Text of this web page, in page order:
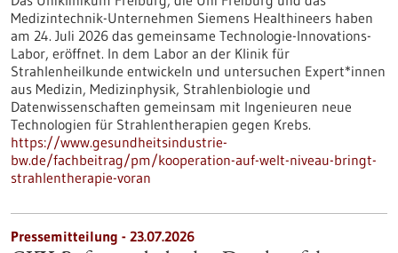
Medizintechnik-Unternehmen Siemens Healthineers haben
am 24. Juli 2026 das gemeinsame Technologie-Innovations-
Labor, eröffnet. In dem Labor an der Klinik für
Strahlenheilkunde entwickeln und untersuchen Expert*innen
aus Medizin, Medizinphysik, Strahlenbiologie und
Datenwissenschaften gemeinsam mit Ingenieuren neue
Technologien für Strahlentherapien gegen Krebs.
https://www.gesundheitsindustrie-
bw.de/fachbeitrag/pm/kooperation-auf-welt-niveau-bringt-
strahlentherapie-voran
Pressemitteilung - 23.07.2026